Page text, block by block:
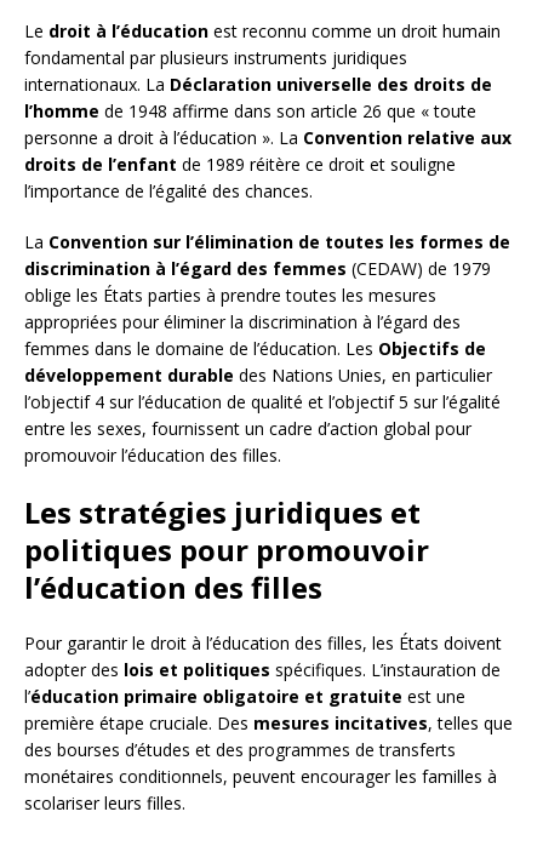
Le droit à l’éducation est reconnu comme un droit humain
fondamental par plusieurs instruments juridiques
internationaux. La Déclaration universelle des droits de
l’homme de 1948 affirme dans son article 26 que « toute
personne a droit à l’éducation ». La Convention relative aux
droits de l’enfant de 1989 réitère ce droit et souligne
l’importance de l’égalité des chances.
La Convention sur l’élimination de toutes les formes de
discrimination à l’égard des femmes (CEDAW) de 1979
oblige les États parties à prendre toutes les mesures
appropriées pour éliminer la discrimination à l’égard des
femmes dans le domaine de l’éducation. Les Objectifs de
développement durable des Nations Unies, en particulier
l’objectif 4 sur l’éducation de qualité et l’objectif 5 sur l’égalité
entre les sexes, fournissent un cadre d’action global pour
promouvoir l’éducation des filles.
Les stratégies juridiques et
politiques pour promouvoir
l’éducation des filles
Pour garantir le droit à l’éducation des filles, les États doivent
adopter des lois et politiques spécifiques. L’instauration de
l’éducation primaire obligatoire et gratuite est une
première étape cruciale. Des mesures incitatives, telles que
des bourses d’études et des programmes de transferts
monétaires conditionnels, peuvent encourager les familles à
scolariser leurs filles.